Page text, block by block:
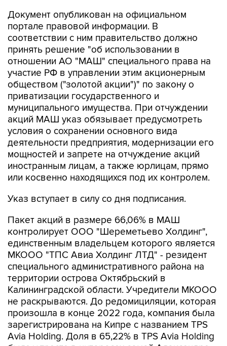
Документ опубликован на официальном
портале правовой информации. В
соответствии с ним правительство должно
принять решение "об использовании в
отношении АО "МАШ" специального права на
участие РФ в управлении этим акционерным
обществом ("золотой акции")" по закону о
приватизации государственного и
муниципального имущества. При отчуждении
акций МАШ указ обязывает предусмотреть
условия о сохранении основного вида
деятельности предприятия, модернизации его
мощностей и запрете на отчуждение акций
иностранным лицам, а также юрлицам, прямо
или косвенно находящихся под их контролем.
Указ вступает в силу со дня подписания.
Пакет акций в размере 66,06% в МАШ
контролирует ООО "Шереметьево Холдинг",
единственным владельцем которого является
МКООО "ТПС Авиа Холдинг ЛТД" - резидент
специального административного района на
территории острова Октябрьский в
Калининградской области. Учредители МКООО
не раскрываются. До редомициляции, которая
произошла в конце 2022 года, компания была
зарегистрирована на Кипре с названием TPS
Avia Holding. Доля в 65,22% в TPS Avia Holding